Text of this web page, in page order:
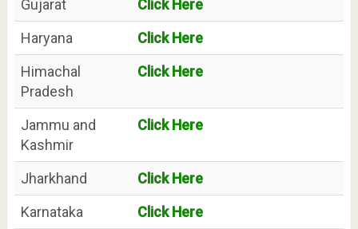
Gujarat
Click Here
Haryana
Click Here
Himachal
Pradesh
Click Here
Jammu and
Kashmir
Click Here
Jharkhand
Click Here
Karnataka
Click Here